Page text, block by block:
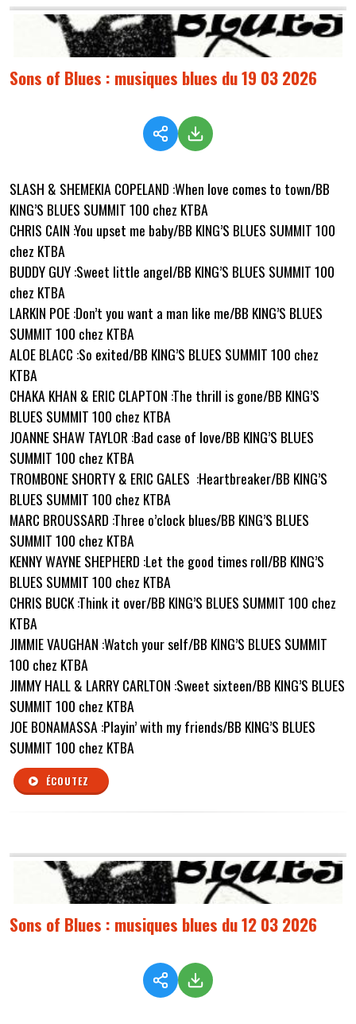
Sons of Blues : musiques blues du 19 03 2026
SLASH & SHEMEKIA COPELAND :When love comes to town/BB
KING’S BLUES SUMMIT 100 chez KTBA
CHRIS CAIN :You upset me baby/BB KING’S BLUES SUMMIT 100
chez KTBA
BUDDY GUY :Sweet little angel/BB KING’S BLUES SUMMIT 100
chez KTBA
LARKIN POE :Don’t you want a man like me/BB KING’S BLUES
SUMMIT 100 chez KTBA
ALOE BLACC :So exited/BB KING’S BLUES SUMMIT 100 chez
KTBA
CHAKA KHAN & ERIC CLAPTON :The thrill is gone/BB KING’S
BLUES SUMMIT 100 chez KTBA
JOANNE SHAW TAYLOR :Bad case of love/BB KING’S BLUES
SUMMIT 100 chez KTBA
TROMBONE SHORTY & ERIC GALES :Heartbreaker/BB KING’S
BLUES SUMMIT 100 chez KTBA
MARC BROUSSARD :Three o’clock blues/BB KING’S BLUES
SUMMIT 100 chez KTBA
KENNY WAYNE SHEPHERD :Let the good times roll/BB KING’S
BLUES SUMMIT 100 chez KTBA
CHRIS BUCK :Think it over/BB KING’S BLUES SUMMIT 100 chez
KTBA
JIMMIE VAUGHAN :Watch your self/BB KING’S BLUES SUMMIT
100 chez KTBA
JIMMY HALL & LARRY CARLTON :Sweet sixteen/BB KING’S BLUES
SUMMIT 100 chez KTBA
JOE BONAMASSA :Playin’ with my friends/BB KING’S BLUES
SUMMIT 100 chez KTBA
ÉCOUTEZ
Sons of Blues : musiques blues du 12 03 2026